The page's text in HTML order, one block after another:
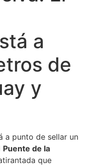
a
de
y
a punto de sellar un
Puente de la
que